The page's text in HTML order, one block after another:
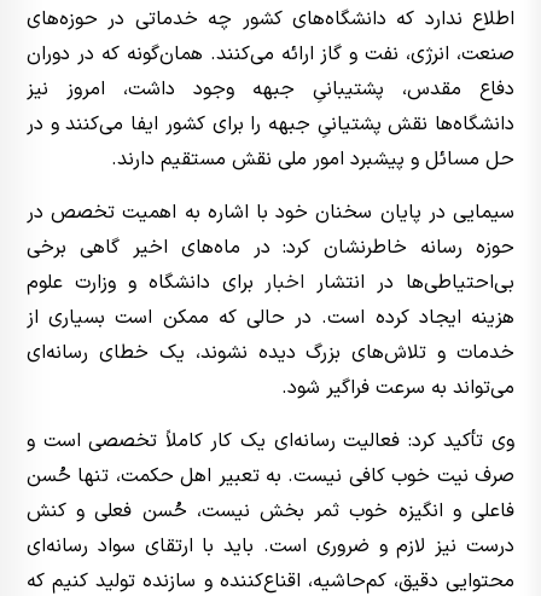
اطلاع ندارد که دانشگاه‌های کشور چه خدماتی در حوزه‌های
صنعت، انرژی، نفت و گاز ارائه می‌کنند. همان‌گونه که در دوران
دفاع مقدس، پشتیبانیِ جبهه وجود داشت، امروز نیز
دانشگاه‌ها نقش پشتیانیِ جبهه را برای کشور ایفا می‌کنند و در
حل مسائل و پیشبرد امور ملی نقش مستقیم دارند.
سیمایی در پایان سخنان خود با اشاره به اهمیت تخصص در
حوزه رسانه خاطرنشان کرد: در ماه‌های اخیر گاهی برخی
بی‌احتیاطی‌ها در انتشار اخبار برای دانشگاه و وزارت علوم
هزینه ایجاد کرده است. در حالی که ممکن است بسیاری از
خدمات و تلاش‌های بزرگ دیده نشوند، یک خطای رسانه‌ای
می‌تواند به سرعت فراگیر شود.
وی تأکید کرد: فعالیت رسانه‌ای یک کار کاملاً تخصصی است و
صرف نیت خوب کافی نیست. به تعبیر اهل حکمت، تنها حُسن
فاعلی و انگیزه خوب ثمر بخش نیست، حُسن فعلی و کنش
درست نیز لازم و ضروری است. باید با ارتقای سواد رسانه‌ای
محتوایی دقیق، کم‌حاشیه، اقناع‌کننده و سازنده تولید کنیم که